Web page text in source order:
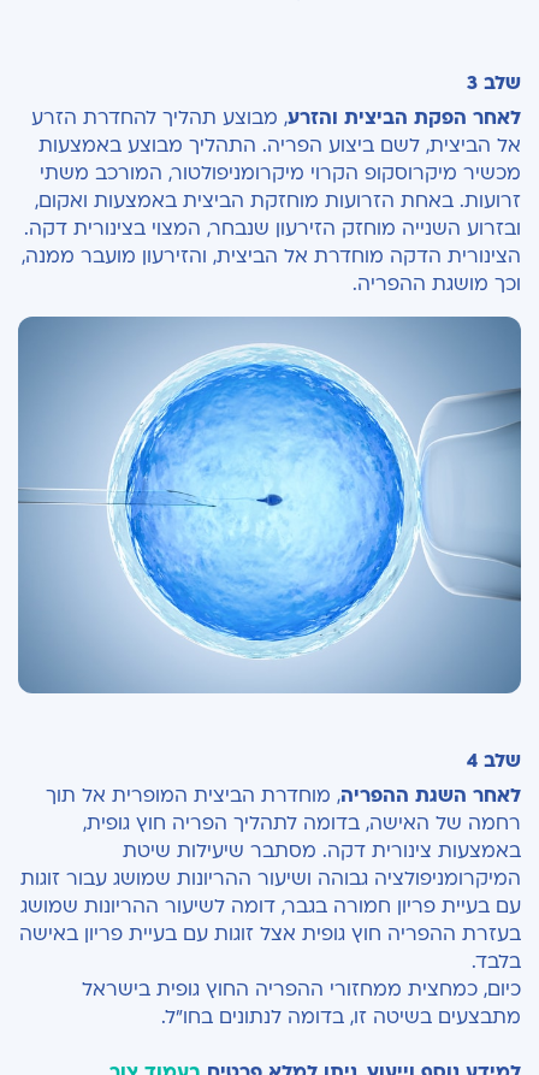
שלב 3
לאחר הפקת הביצית והזרע, מבוצע תהליך להחדרת הזרע
אל הביצית, לשם ביצוע הפריה. התהליך מבוצע באמצעות
מכשיר מיקרוסקופ הקרוי מיקרומניפולטור, המורכב משתי
זרועות. באחת הזרועות מוחזקת הביצית באמצעות ואקום,
ובזרוע השנייה מוחזק הזירעון שנבחר, המצוי בצינורית דקה.
הצינורית הדקה מוחדרת אל הביצית, והזירעון מועבר ממנה,
וכך מושגת ההפריה.
שלב 4
לאחר השגת ההפריה, מוחדרת הביצית המופרית אל תוך
רחמה של האישה, בדומה לתהליך הפריה חוץ גופית,
באמצעות צינורית דקה. מסתבר שיעילות שיטת
המיקרומניפולציה גבוהה ושיעור ההריונות שמושג עבור זוגות
עם בעיית פריון חמורה בגבר, דומה לשיעור ההריונות שמושג
בעזרת ההפריה חוץ גופית אצל זוגות עם בעיית פריון באישה
בלבד.
כיום, כמחצית ממחזורי ההפריה החוץ גופית בישראל
מתבצעים בשיטה זו, בדומה לנתונים בחו"ל.